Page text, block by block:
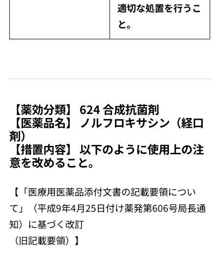
適切な処置を行うこ
と。
【薬効分類】 624 合成抗菌剤
【医薬品名】 ノルフロキサシン（経口
剤）
【措置内容】 以下のように使用上の注
意を改めること。
【「医療用医薬品添付文書の記載要領につい
て」（平成9年4月25日付け薬発第606号局長通
知）に基づく改訂
（旧記載要領）】